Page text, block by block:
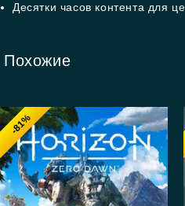
Десятки часов контента для
Похожие
-81%